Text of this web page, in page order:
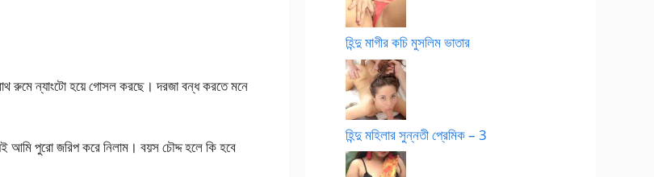
বাথ রুমে ন্যাংটো হয়ে গোসল করছে। দরজা বন্ধ করতে মনে
আমি পুরো জরিপ করে নিলাম। বয়স চৌদ্দ হলে কি হবে
হিন্দু মাগীর কচি মুসলিম ভাতার
হিন্দু মহিলার সুন্নতী প্রেমিক – 3